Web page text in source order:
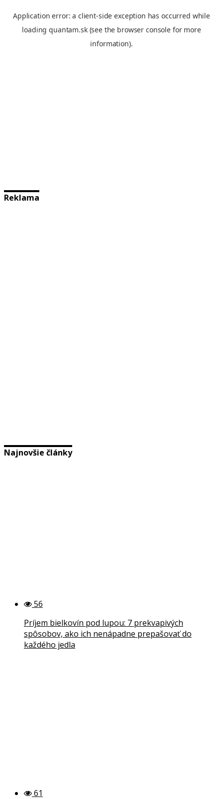
Reklama
Najnovšie články
56
Príjem bielkovín pod lupou: 7 prekvapivých
spôsobov, ako ich nenápadne prepašovať do
každého jedla
61